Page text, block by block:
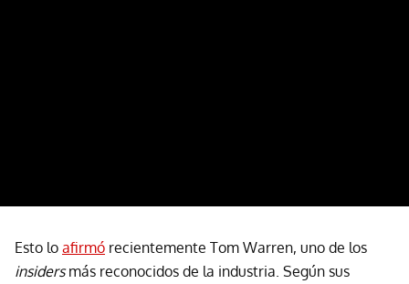
Esto lo afirmó recientemente Tom Warren, uno de los
insidersmás reconocidos de la industria. Según sus